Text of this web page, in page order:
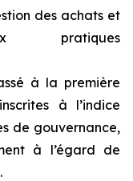
des achats et
pratiques
à la première
à l’indice
de gouvernance,
à l’égard de